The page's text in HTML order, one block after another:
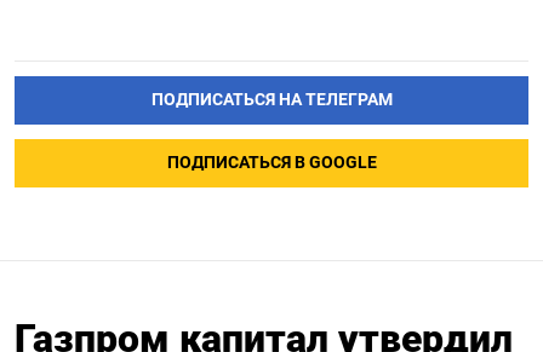
ПОДПИСАТЬСЯ НА ТЕЛЕГРАМ
ПОДПИСАТЬСЯ В GOOGLE
Газпром капитал утвердил